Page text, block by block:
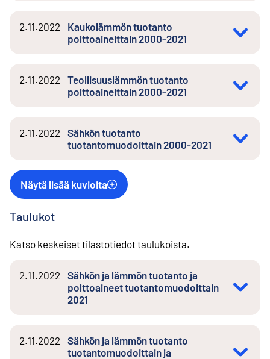
2.11.2022
Kaukolämmön tuotanto
polttoaineittain 2000-2021
2.11.2022
Teollisuuslämmön tuotanto
polttoaineittain 2000-2021
2.11.2022
Sähkön tuotanto
tuotantomuodoittain 2000-2021
Näytä lisää kuvioita
Taulukot
Katso keskeiset tilastotiedot taulukoista.
2.11.2022
Sähkön ja lämmön tuotanto ja
polttoaineet tuotantomuodoittain
2021
2.11.2022
Sähkön ja lämmön tuotanto
tuotantomuodoittain ja